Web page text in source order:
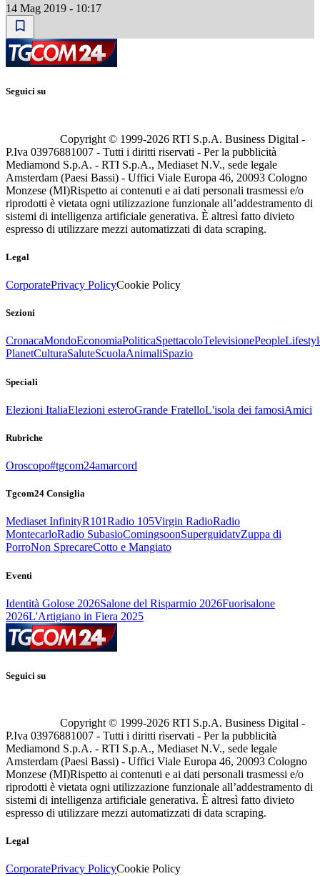
14 Mag 2019 - 10:17
Seguici su
Copyright © 1999-2026 RTI S.p.A. Business Digital -
P.Iva 03976881007 - Tutti i diritti riservati - Per la pubblicità
Mediamond S.p.A. - RTI S.p.A., Mediaset N.V., sede legale
Amsterdam (Paesi Bassi) - Uffici Viale Europa 46, 20093 Cologno
Monzese (MI)Rispetto ai contenuti e ai dati personali trasmessi e/o
riprodotti è vietata ogni utilizzazione funzionale all’addestramento di
sistemi di intelligenza artificiale generativa. È altresì fatto divieto
espresso di utilizzare mezzi automatizzati di data scraping.
Legal
CorporatePrivacy PolicyCookie Policy
Sezioni
CronacaMondoEconomiaPoliticaSpettacoloTelevisionePeople
PlanetCulturaSaluteScuolaAnimaliSpazio
Speciali
Elezioni ItaliaElezioni esteroGrande FratelloL'isola dei famosiAmici
Rubriche
Oroscopo#tgcom24amarcord
Tgcom24 Consiglia
Mediaset InfinityR101Radio 105Virgin RadioRadio
MontecarloRadio SubasioComingsoonSuperguidatvZuppa di
PorroNon SprecareCotto e Mangiato
Eventi
Identità Golose 2026Salone del Risparmio 2026Fuorisalone
2026L'Artigiano in Fiera 2025
Seguici su
Copyright © 1999-2026 RTI S.p.A. Business Digital -
P.Iva 03976881007 - Tutti i diritti riservati - Per la pubblicità
Mediamond S.p.A. - RTI S.p.A., Mediaset N.V., sede legale
Amsterdam (Paesi Bassi) - Uffici Viale Europa 46, 20093 Cologno
Monzese (MI)Rispetto ai contenuti e ai dati personali trasmessi e/o
riprodotti è vietata ogni utilizzazione funzionale all’addestramento di
sistemi di intelligenza artificiale generativa. È altresì fatto divieto
espresso di utilizzare mezzi automatizzati di data scraping.
Legal
CorporatePrivacy PolicyCookie Policy